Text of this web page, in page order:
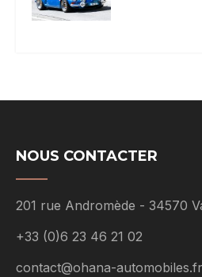
NOUS CONTACTER
201 rue Andromède - 34570
+33 (0)6 23 46 21 02
contact@ohana-automobiles.fr